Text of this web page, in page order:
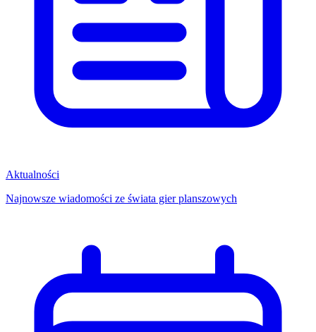
Aktualności
Najnowsze wiadomości ze świata gier planszowych